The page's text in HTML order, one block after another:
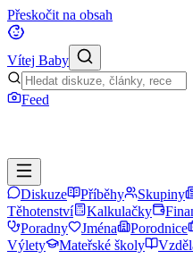
Přeskočit na obsah
Vítej Baby
Feed
Diskuze Příběhy Skupiny
Těhotenství
Kalkulačky
Poradny
Jména Porodnice
Výlety
Mateřské školy